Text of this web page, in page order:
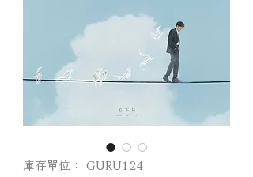
庫存單位： GURU124